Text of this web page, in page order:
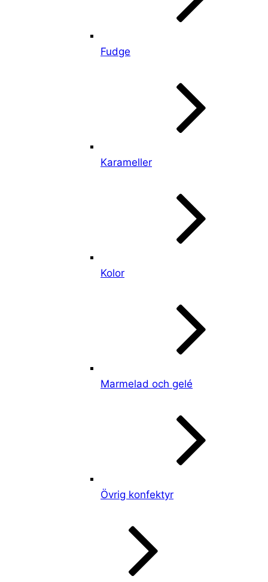
Fudge
Karameller
Kolor
Marmelad och gelé
Övrig konfektyr